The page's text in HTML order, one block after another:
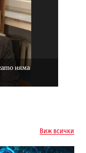
няма
Виж всички